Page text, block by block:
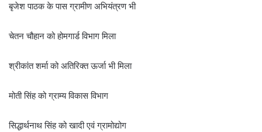
बृजेश पाठक के पास ग्रामीण अभियंत्रण भी
चेतन चौहान को होमगार्ड विभाग मिला
श्रीकांत शर्मा को अतिरिक्त ऊर्जा भी मिला
मोती सिंह को ग्राम्य विकास विभाग
सिद्धार्थनाथ सिंह को खादी एवं ग्रामोद्योग